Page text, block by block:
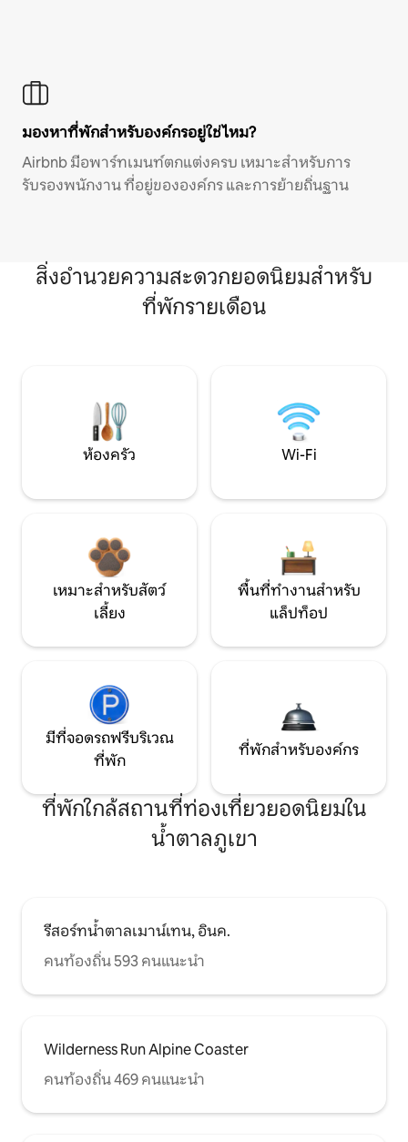
มองหาที่พักสำหรับองค์กรอยู่ใช่ไหม?
Airbnb มีอพาร์ทเมนท์ตกแต่งครบ เหมาะสำหรับการ
รับรองพนักงาน ที่อยู่ขององค์กร และการย้ายถิ่นฐาน
สิ่งอำนวยความสะดวกยอดนิยมสำหรับ
ที่พักรายเดือน
ห้องครัว Wi-Fi
เหมาะสำหรับสัตว์
เลี้ยง
พื้นที่ทำงานสำหรับ
แล็ปท็อป
มีที่จอดรถฟรีบริเวณ
ที่พัก
ที่พักสำหรับองค์กร
ที่พักใกล้สถานที่ท่องเที่ยวยอดนิยมใน
น้ำตาลภูเขา
รีสอร์ทน้ำตาลเมาน์เทน, อินค.
คนท้องถิ่น 593 คนแนะนำ
Wilderness Run Alpine Coaster
คนท้องถิ่น 469 คนแนะนำ